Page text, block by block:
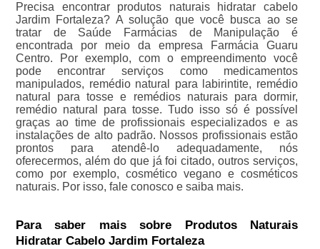
Precisa encontrar produtos naturais hidratar cabelo
Jardim Fortaleza? A solução que você busca ao se
tratar de Saúde Farmácias de Manipulação é
encontrada por meio da empresa Farmácia Guaru
Centro. Por exemplo, com o empreendimento você
pode encontrar serviços como medicamentos
manipulados, remédio natural para labirintite, remédio
natural para tosse e remédios naturais para dormir,
remédio natural para tosse. Tudo isso só é possível
graças ao time de profissionais especializados e as
instalações de alto padrão. Nossos profissionais estão
prontos para atendê-lo adequadamente, nós
oferecermos, além do que já foi citado, outros serviços,
como por exemplo, cosmético vegano e cosméticos
naturais. Por isso, fale conosco e saiba mais.
Para saber mais sobre Produtos Naturais
Hidratar Cabelo Jardim Fortaleza